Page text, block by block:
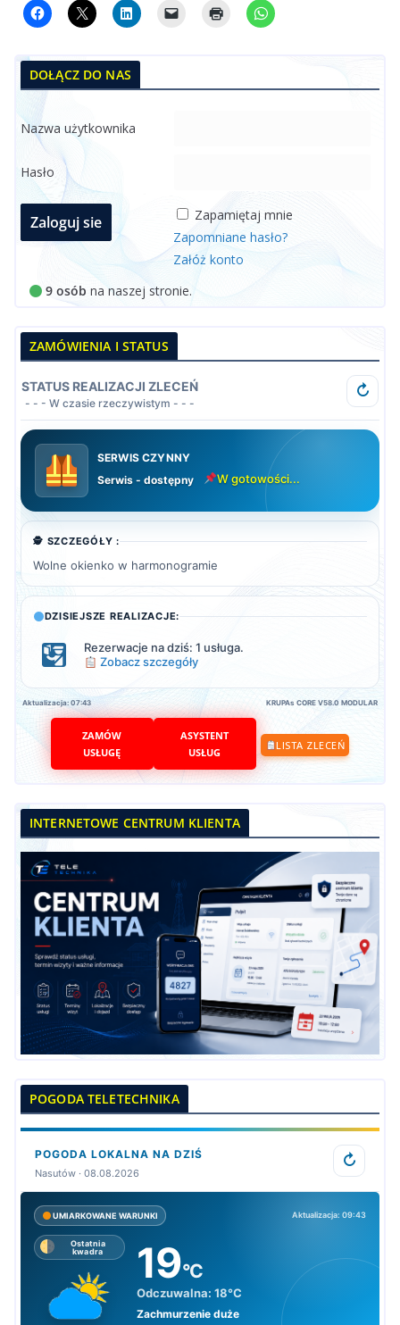
DOŁĄCZ DO NAS
Nazwa użytkownika
Hasło
Zapamiętaj mnie
Zapomniane hasło?
Załóż konto
9 osób na naszej stronie.
ZAMÓWIENIA I STATUS
STATUS REALIZACJI ZLECEŃ
- - - W czasie rzeczywistym - - -
↻
SERWIS CZYNNY
Serwis - dostępny
W gotowości...
🕵️ SZCZEGÓŁY :
Wolne okienko w harmonogramie
DZISIEJSZE REALIZACJE:
Rezerwacje na dziś: 1 usługa.
Zobacz szczegóły
Aktualizacja: 07:43 KRUPAs CORE V58.0 MODULAR
ZAMÓW
USŁUGĘ
ASYSTENT
USŁUG
LISTA ZLECEŃ
INTERNETOWE CENTRUM KLIENTA
POGODA TELETECHNIKA
POGODA LOKALNA NA DZIŚ
Nasutów · 08.08.2026
↻
UMIARKOWANE WARUNKI Aktualizacja: 09:43
Ostatnia
kwadra
19°C
Odczuwalna: 18°C
Zachmurzenie duże